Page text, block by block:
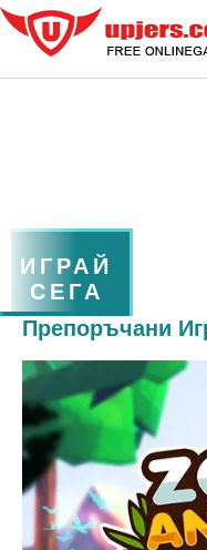
ИГРАЙ
СЕГА
Препоръчани